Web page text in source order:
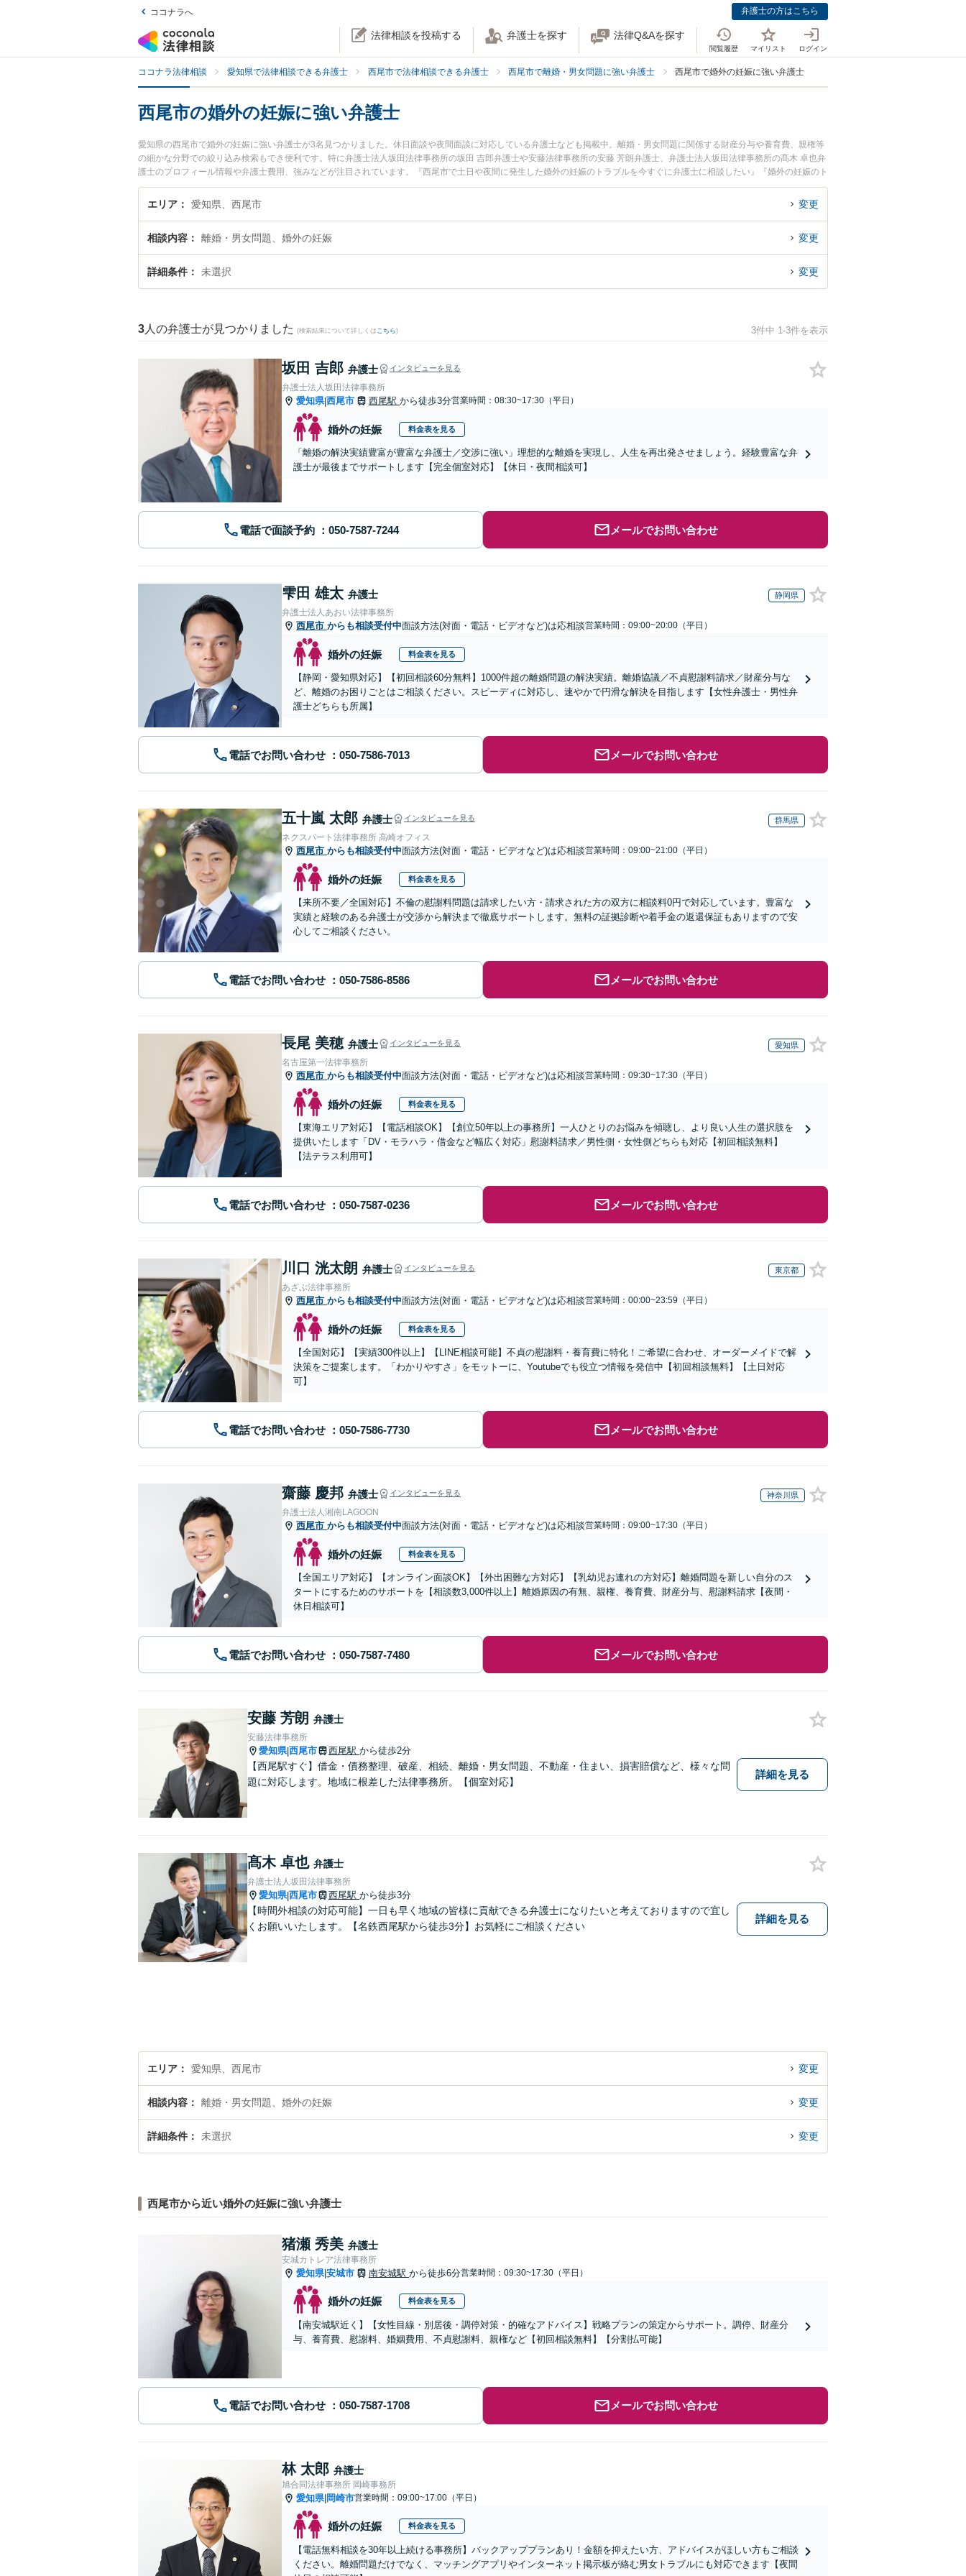
ココナラへ 弁護士の方はこちら
法律相談を投稿する 弁護士を探す 法律Q&Aを探す
閲覧履歴 マイリスト ログイン
ココナラ法律相談 愛知県で法律相談できる弁護士 西尾市で法律相談できる弁護士 西尾市で離婚・男女問題に強い弁護士 西尾市で婚外の妊娠に強い弁護士
西尾市の婚外の妊娠に強い弁護士
愛知県の西尾市で婚外の妊娠に強い弁護士が3名見つかりました。休日面談や夜間面談に対応している弁護士なども掲載中。離婚・男女問題に関係する財産分与や養育費、親権等
の細かな分野での絞り込み検索もでき便利です。特に弁護士法人坂田法律事務所の坂田 吉郎弁護士や安藤法律事務所の安藤 芳朗弁護士、弁護士法人坂田法律事務所の髙木 卓也弁
護士のプロフィール情報や弁護士費用、強みなどが注目されています。『西尾市で土日や夜間に発生した婚外の妊娠のトラブルを今すぐに弁護士に相談したい』『婚外の妊娠のト
ラブル解決の実績豊富な近くの弁護士を検索したい』『初回相談無料で婚外の妊娠を法律相談できる西尾市内の弁護士に相談予約したい』などでお困りの相談者さんにおすすめで
す。エリア 愛知県、西尾市 変更
相談内容 離婚・男女問題、婚外の妊娠 変更
詳細条件 未選択 変更
3 人の弁護士が見つかりました (検索結果について詳しくは こちら) 3件中 1-3件を表示
坂田 吉郎 弁護士 インタビューを見る
弁護士法人坂田法律事務所
愛知県|西尾市 西尾駅 から徒歩3分営業時間：08:30~17:30（平日）
婚外の妊娠 料金表を見る
「離婚の解決実績豊富が豊富な弁護士／交渉に強い」理想的な離婚を実現し、人生を再出発させましょう。経験豊富な弁
護士が最後までサポートします【完全個室対応】【休日・夜間相談可】
電話で面談予約 メールでお問い合わせ
雫田 雄太 弁護士 静岡県
弁護士法人あおい法律事務所
西尾市 からも相談受付中面談方法(対面・電話・ビデオなど)は応相談営業時間：09:00~20:00（平日）
婚外の妊娠 料金表を見る
【静岡・愛知県対応】【初回相談60分無料】1000件超の離婚問題の解決実績。離婚協議／不貞慰謝料請求／財産分与な
ど、離婚のお困りごとはご相談ください。スピーディに対応し、速やかで円滑な解決を目指します【女性弁護士・男性弁
護士どちらも所属】
電話でお問い合わせ メールでお問い合わせ
五十嵐 太郎 弁護士 インタビューを見る 群馬県
ネクスパート法律事務所 高崎オフィス
西尾市 からも相談受付中面談方法(対面・電話・ビデオなど)は応相談営業時間：09:00~21:00（平日）
婚外の妊娠 料金表を見る
【来所不要／全国対応】不倫の慰謝料問題は請求したい方・請求された方の双方に相談料0円で対応しています。豊富な
実績と経験のある弁護士が交渉から解決まで徹底サポートします。無料の証拠診断や着手金の返還保証もありますので安
心してご相談ください。
電話でお問い合わせ メールでお問い合わせ
長尾 美穂 弁護士 インタビューを見る 愛知県
名古屋第一法律事務所
西尾市 からも相談受付中面談方法(対面・電話・ビデオなど)は応相談営業時間：09:30~17:30（平日）
婚外の妊娠 料金表を見る
【東海エリア対応】【電話相談OK】【創立50年以上の事務所】一人ひとりのお悩みを傾聴し、より良い人生の選択肢を
提供いたします「DV・モラハラ・借金など幅広く対応」慰謝料請求／男性側・女性側どちらも対応【初回相談無料】
【法テラス利用可】
電話でお問い合わせ メールでお問い合わせ
川口 洸太朗 弁護士 インタビューを見る 東京都
あざぶ法律事務所
西尾市 からも相談受付中面談方法(対面・電話・ビデオなど)は応相談営業時間：00:00~23:59（平日）
婚外の妊娠 料金表を見る
【全国対応】【実績300件以上】【LINE相談可能】不貞の慰謝料・養育費に特化！ご希望に合わせ、オーダーメイドで解
決策をご提案します。「わかりやすさ」をモットーに、Youtubeでも役立つ情報を発信中【初回相談無料】【土日対応
可】
電話でお問い合わせ メールでお問い合わせ
齋藤 慶邦 弁護士 インタビューを見る 神奈川県
弁護士法人湘南LAGOON
西尾市 からも相談受付中面談方法(対面・電話・ビデオなど)は応相談営業時間：09:00~17:30（平日）
婚外の妊娠 料金表を見る
【全国エリア対応】【オンライン面談OK】【外出困難な方対応】【乳幼児お連れの方対応】離婚問題を新しい自分のス
タートにするためのサポートを【相談数3,000件以上】離婚原因の有無、親権、養育費、財産分与、慰謝料請求【夜間・
休日相談可】
電話でお問い合わせ メールでお問い合わせ
安藤 芳朗 弁護士
安藤法律事務所
愛知県|西尾市 西尾駅 から徒歩2分
【西尾駅すぐ】借金・債務整理、破産、相続、離婚・男女問題、不動産・住まい、損害賠償など、様々な問
題に対応します。地域に根差した法律事務所。【個室対応】
詳細を見る
髙木 卓也 弁護士
弁護士法人坂田法律事務所
愛知県|西尾市 西尾駅 から徒歩3分
【時間外相談の対応可能】一日も早く地域の皆様に貢献できる弁護士になりたいと考えておりますので宜し
くお願いいたします。【名鉄西尾駅から徒歩3分】お気軽にご相談ください
詳細を見る
エリア 愛知県、西尾市 変更
相談内容 離婚・男女問題、婚外の妊娠 変更
詳細条件 未選択 変更
西尾市から近い婚外の妊娠に強い弁護士
猪瀬 秀美 弁護士
安城カトレア法律事務所
愛知県|安城市 南安城駅 から徒歩6分営業時間：09:30~17:30（平日）
婚外の妊娠 料金表を見る
【南安城駅近く】【女性目線・別居後・調停対策・的確なアドバイス】戦略プランの策定からサポート。調停、財産分
与、養育費、慰謝料、婚姻費用、不貞慰謝料、親権など【初回相談無料】【分割払可能】
電話でお問い合わせ メールでお問い合わせ
林 太郎 弁護士
旭合同法律事務所 岡崎事務所
愛知県| 岡崎市営業時間：09:00~17:00（平日）
婚外の妊娠 料金表を見る
【電話無料相談を30年以上続ける事務所】バックアッププランあり！金額を抑えたい方、アドバイスがほしい方もご相談
ください。離婚問題だけでなく、マッチングアプリやインターネット掲示板が絡む男女トラブルにも対応できます【夜間